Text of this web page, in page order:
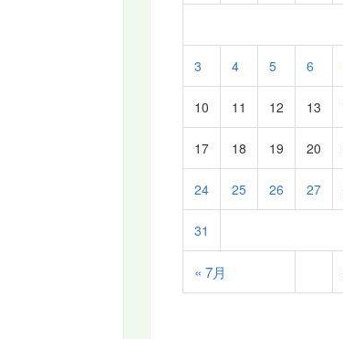
« 7月
3 4 5 6
10 11 12 13
17 18 19 20
24 25 26 27
31